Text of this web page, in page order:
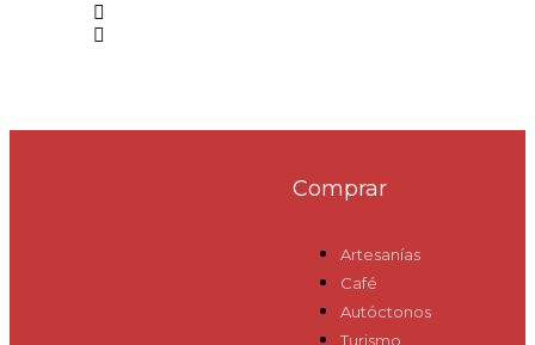
Comprar
Artesanías
Café
Autóctonos
Turismo